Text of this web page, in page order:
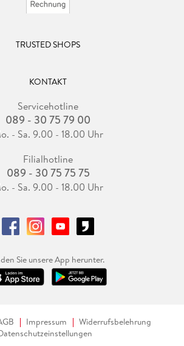
TRUSTED SHOPS
KONTAKT
Servicehotline
089 - 30 75 79 00
- Sa. 9.00 - 18.00 Uhr
Filialhotline
089 - 30 75 75 75
- Sa. 9.00 - 18.00 Uhr
Sie unsere App herunter.
Impressum
Widerrufsbelehrung